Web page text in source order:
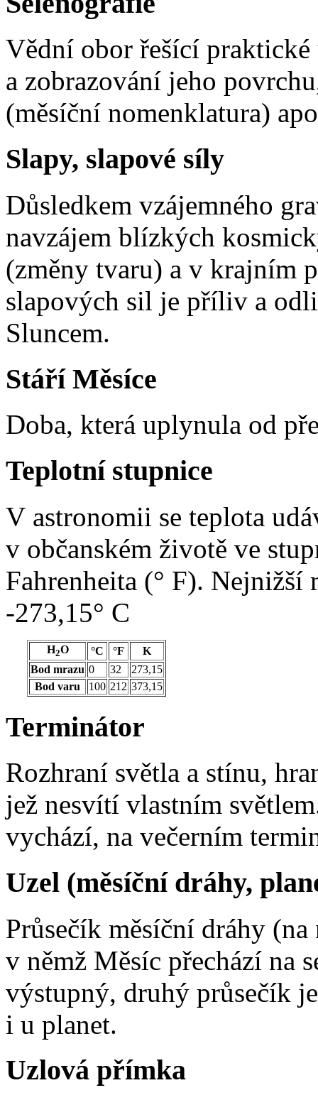
Vědní obor řešící
a zobrazování jeho
(měsíční nomenklatura)
Slapy, slapové síly
Důsledkem vzájemného
navzájem blízkých
(změny tvaru) a v krajním
slapových sil je příliv a
Sluncem.
Stáří Měsíce
Doba, která uplynula od
Teplotní stupnice
V astronomii se teplota
v občanském životě ve
Fahrenheita (° F). Nejnižší
-273,15° C
H2O °C °F
K
Bod mrazu 0 32
273,15
Bod varu
100 212 373,15
Terminátor
Rozhraní světla a stínu,
jež nesvítí vlastním
vychází, na večerním
Uzel (měsíční dráhy,
Průsečík měsíční dráhy
v němž Měsíc přechází na
výstupný, druhý průsečík
i u planet.
Uzlová přímka